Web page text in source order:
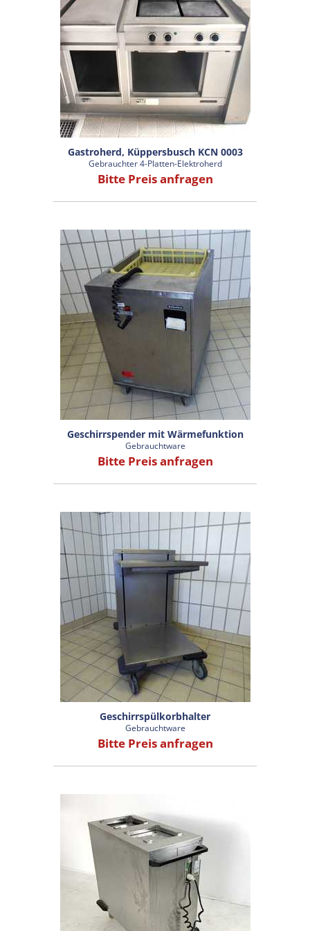
Gastroherd, Küppersbusch KCN 0003
Gebrauchter 4-Platten-Elektroherd
Bitte Preis anfragen
Geschirrspender mit Wärmefunktion
Gebrauchtware
Bitte Preis anfragen
Geschirrspülkorbhalter
Gebrauchtware
Bitte Preis anfragen